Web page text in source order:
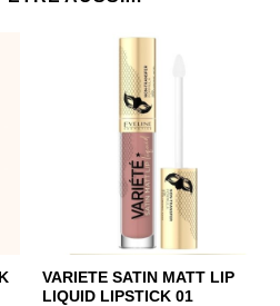
VARIETE SATIN MATT LIP
LIQUID LIPSTICK 01